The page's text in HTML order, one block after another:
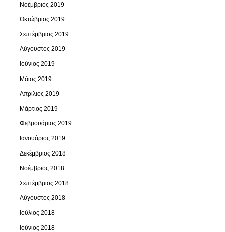
Νοέμβριος 2019
Οκτώβριος 2019
Σεπτέμβριος 2019
Αύγουστος 2019
Ιούνιος 2019
Μάιος 2019
Απρίλιος 2019
Μάρτιος 2019
Φεβρουάριος 2019
Ιανουάριος 2019
Δεκέμβριος 2018
Νοέμβριος 2018
Σεπτέμβριος 2018
Αύγουστος 2018
Ιούλιος 2018
Ιούνιος 2018